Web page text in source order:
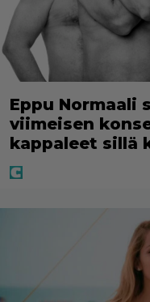
Eppu
viimeisen
kappaleet sillä